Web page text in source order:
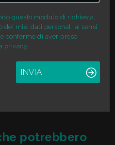
questo modulo di richiesta,
dei miei dati personali ai sensi
confermo di aver preso
privacy.
INVIA
potrebbero